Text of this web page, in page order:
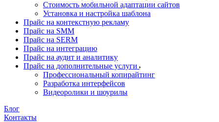
Стоимость мобильной адаптации сайтов
Установка и настройка шаблона
Прайс на контекстную рекламу
Прайс на SMM
Прайс на SERM
Прайс на интеграцию
Прайс на аудит и аналитику
Прайс на дополнительные услуги
Профессиональный копирайтинг
Разработка интерфейсов
Видеоролики и шоурилы
Блог
Контакты